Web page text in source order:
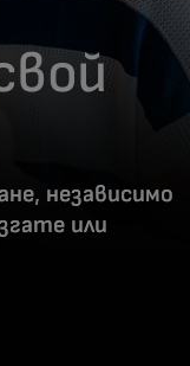
независимо
или